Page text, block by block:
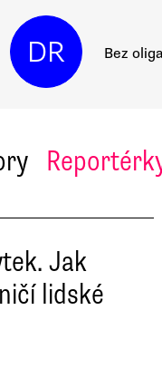
DR Bez
Jak
lidské